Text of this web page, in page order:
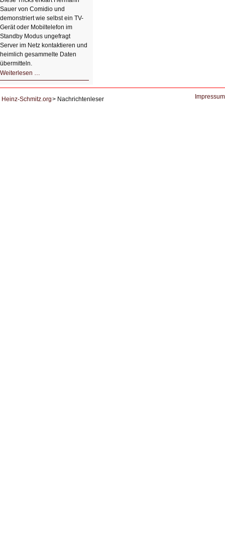
Sauer von Comidio und
demonstriert wie selbst ein TV-
Gerät oder Mobiltelefon im
Standby Modus ungefragt
Server im Netz kontaktieren und
heimlich gesammelte Daten
übermitteln.
Weiterlesen …
DNS
Heinz-Schmitz.org
Nachrichtenleser Impressum